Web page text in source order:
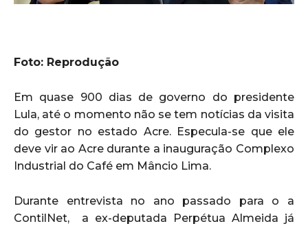
Foto: Reprodução
Em quase 900 dias de governo do presidente
Lula, até o momento não se tem notícias da visita
do gestor no estado Acre. Especula-se que ele
deve vir ao Acre durante a inauguração Complexo
Industrial do Café em Mâncio Lima.
Durante entrevista no ano passado para o a
ContilNet, a ex-deputada Perpétua Almeida já